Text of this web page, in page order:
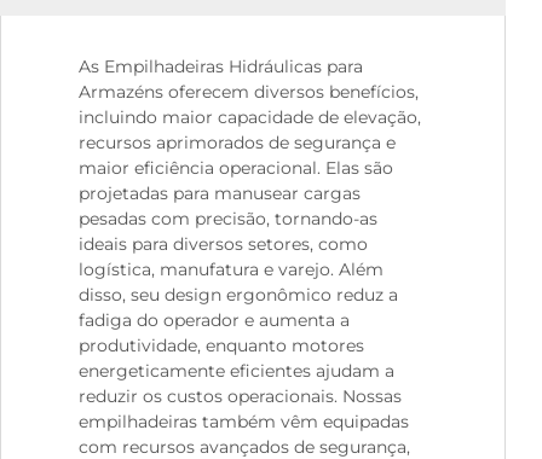
As Empilhadeiras Hidráulicas para
Armazéns oferecem diversos benefícios,
incluindo maior capacidade de elevação,
recursos aprimorados de segurança e
maior eficiência operacional. Elas são
projetadas para manusear cargas
pesadas com precisão, tornando-as
ideais para diversos setores, como
logística, manufatura e varejo. Além
disso, seu design ergonômico reduz a
fadiga do operador e aumenta a
produtividade, enquanto motores
energeticamente eficientes ajudam a
reduzir os custos operacionais. Nossas
empilhadeiras também vêm equipadas
com recursos avançados de segurança,